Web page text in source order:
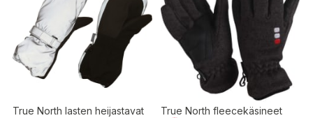
True North lasten heijastavat
True North fleecekäsineet